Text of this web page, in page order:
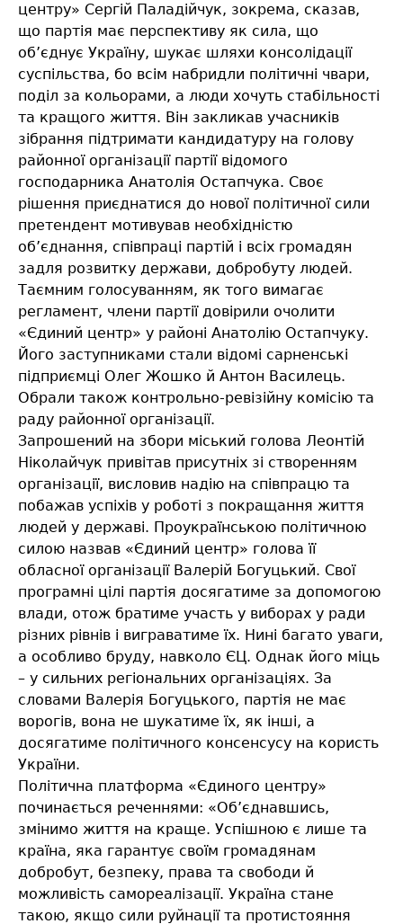
центру» Сергій Паладійчук, зокрема, сказав,
що партія має перспективу як сила, що
об’єднує Україну, шукає шляхи консолідації
суспільства, бо всім набридли політичні чвари,
поділ за кольорами, а люди хочуть стабільності
та кращого життя. Він закликав учасників
зібрання підтримати кандидатуру на голову
районної організації партії відомого
господарника Анатолія Остапчука. Своє
рішення приєднатися до нової політичної сили
претендент мотивував необхідністю
об’єднання, співпраці партій і всіх громадян
задля розвитку держави, добробуту людей.
Таємним голосуванням, як того вимагає
регламент, члени партії довірили очолити
«Єдиний центр» у районі Анатолію Остапчуку.
Його заступниками стали відомі сарненські
підприємці Олег Жошко й Антон Василець.
Обрали також контрольно-ревізійну комісію та
раду районної організації.
Запрошений на збори міський голова Леонтій
Ніколайчук привітав присутніх зі створенням
організації, висловив надію на співпрацю та
побажав успіхів у роботі з покращання життя
людей у державі. Проукраїнською політичною
силою назвав «Єдиний центр» голова її
обласної організації Валерій Богуцький. Свої
програмні цілі партія досягатиме за допомогою
влади, отож братиме участь у виборах у ради
різних рівнів і виграватиме їх. Нині багато уваги,
а особливо бруду, навколо ЄЦ. Однак його міць
– у сильних регіональних організаціях. За
словами Валерія Богуцького, партія не має
ворогів, вона не шукатиме їх, як інші, а
досягатиме політичного консенсусу на користь
України.
Політична платформа «Єдиного центру»
починається реченнями: «Об’єднавшись,
змінимо життя на краще. Успішною є лише та
країна, яка гарантує своїм громадянам
добробут, безпеку, права та свободи й
можливість самореалізації. Україна стане
такою, якщо сили руйнації та протистояння